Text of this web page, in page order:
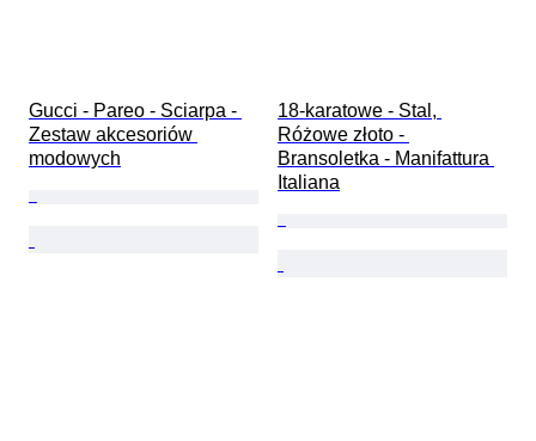
Gucci - Pareo - Sciarpa -
Zestaw akcesoriów
modowych
18-karatowe - Stal,
Różowe złoto -
Bransoletka - Manifattura
Italiana